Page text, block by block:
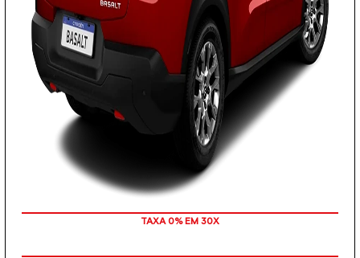
TAXA 0% EM 30X